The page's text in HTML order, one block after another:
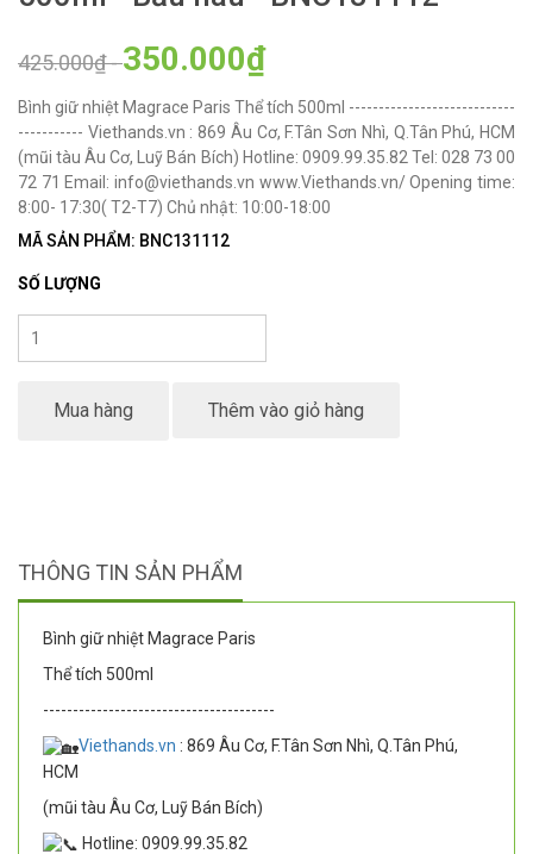
425.000₫-350.000₫
Bình giữ nhiệt Magrace Paris Thể tích 500ml ----------------------------
----------- Viethands.vn : 869 Âu Cơ, F.Tân Sơn Nhì, Q.Tân Phú, HCM
(mũi tàu Âu Cơ, Luỹ Bán Bích) Hotline: 0909.99.35.82 Tel: 028 73 00
72 71 Email: info@viethands.vn www.Viethands.vn/ Opening time:
8:00- 17:30( T2-T7) Chủ nhật: 10:00-18:00
MÃ SẢN PHẨM: BNC131112
SỐ LƯỢNG
Mua hàng Thêm vào giỏ hàng
THÔNG TIN SẢN PHẨM
Bình giữ nhiệt Magrace Paris
Thể tích 500ml
---------------------------------------
Viethands.vn : 869 Âu Cơ, F.Tân Sơn Nhì, Q.Tân Phú,
HCM
(mũi tàu Âu Cơ, Luỹ Bán Bích)
Hotline: 0909.99.35.82